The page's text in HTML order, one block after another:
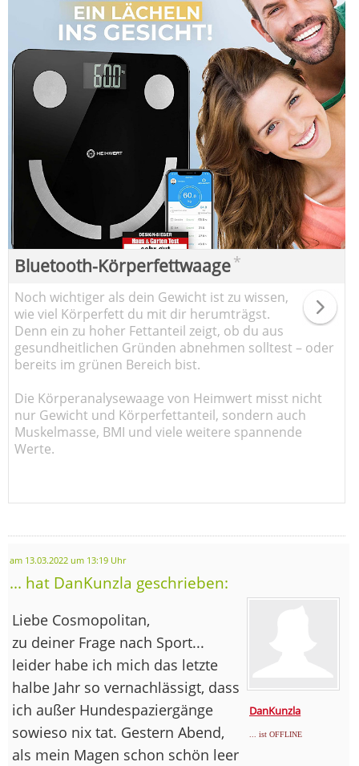
Bluetooth-Körperfettwaage*
Noch wichtiger als dein Gewicht ist zu wissen,
wie viel Körperfett du mit dir herumträgst.
Denn ein zu hoher Fettanteil zeigt, ob du aus
gesundheitlichen Gründen abnehmen solltest – oder
bereits im grünen Bereich bist.
Die Körperanalysewaage von Heimwert misst nicht
nur Gewicht und Körperfettanteil, sondern auch
Muskelmasse, BMI und viele weitere spannende
Werte.
am 13.03.2022 um 13:19 Uhr
... hat DanKunzla geschrieben:
DanKunzla
... ist OFFLINE
Liebe Cosmopolitan,
zu deiner Frage nach Sport...
leider habe ich mich das letzte
halbe Jahr so vernachlässigt, dass
ich außer Hundespaziergänge
sowieso nix tat. Gestern Abend,
als mein Magen schon schön leer